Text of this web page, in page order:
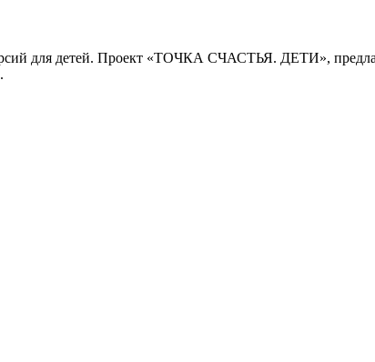
для детей. Проект «ТОЧКА СЧАСТЬЯ. ДЕТИ»,